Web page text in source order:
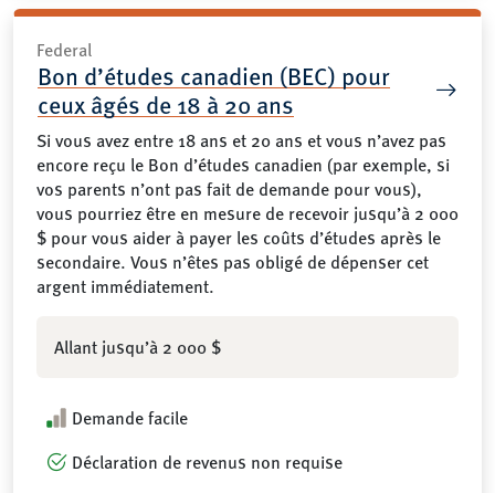
Federal
Bon d’études canadien (BEC) pour
ceux âgés de 18 à 20 ans
Si vous avez entre 18 ans et 20 ans et vous n’avez pas
encore reçu le Bon d’études canadien (par exemple, si
vos parents n’ont pas fait de demande pour vous),
vous pourriez être en mesure de recevoir jusqu’à 2 000
$ pour vous aider à payer les coûts d’études après le
secondaire. Vous n’êtes pas obligé de dépenser cet
argent immédiatement.
Allant jusqu’à 2 000 $
Demande facile
Déclaration de revenus non requise